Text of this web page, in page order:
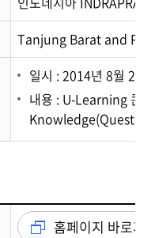
Tanjung Barat and
일시 : 2014년 8월 24일
내용 : U-Learning 콘
Knowledge(Question,
홈페이지 바로가